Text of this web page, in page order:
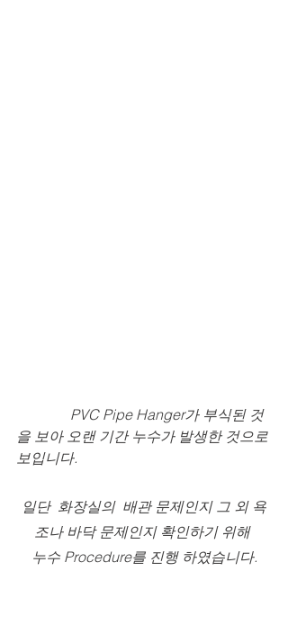
을 보아 오랜 기간 누수가 발생한 것으로
보입니다.
일단  화장실의  배관 문제인지 그 외 욕
조나 바닥 문제인지 확인하기 위해
누수 Procedure를 진행 하였습니다.